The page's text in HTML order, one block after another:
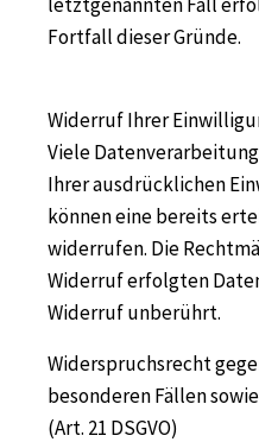
Fortfall dieser Gründe.
Widerruf Ihrer
Viele
Ihrer ausdrücklichen
können eine bereits
widerrufen. Die
Widerruf erfolgten
Widerruf unberührt.
Widerspruchsrecht
besonderen Fällen
(Art. 21 DSGVO)